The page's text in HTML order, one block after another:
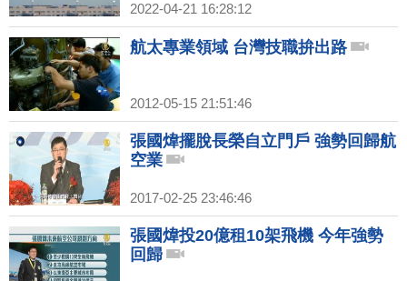
2022-04-21 16:28:12
航太專業領域 台灣技職拚出路
2012-05-15 21:51:46
張國煒擺脫長榮自立門戶 強勢回歸航
空業
2017-02-25 23:46:46
張國煒投20億租10架飛機 今年強勢
回歸